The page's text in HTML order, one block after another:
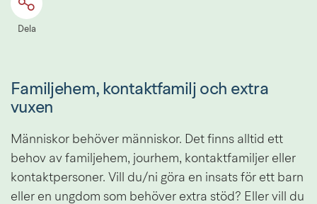
Dela
Familjehem, kontaktfamilj och extra
vuxen
Människor behöver människor. Det finns alltid ett
behov av familjehem, jourhem, kontaktfamiljer eller
kontaktpersoner. Vill du/ni göra en insats för ett barn
eller en ungdom som behöver extra stöd? Eller vill du